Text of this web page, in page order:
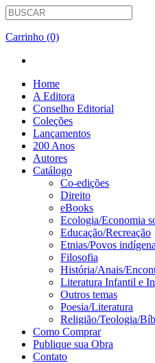
Carrinho (0)
Home
A Editora
Conselho Editorial
Coleções
Lançamentos
200 Anos
Autores
Catálogo
Co-edições
Direito
eBooks
Ecologia/Economia
Educação/Recreação
Etnias/Povos
Filosofia
História/Anais/
Literatura Infantil e
Outros temas
Poesia/Literatura
Religião/Teologia/
Como Comprar
Publique sua Obra
Contato